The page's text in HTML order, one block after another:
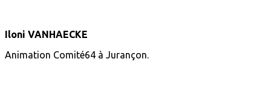
Iloni VANHAECKE
Animation Comité64 à Jurançon.